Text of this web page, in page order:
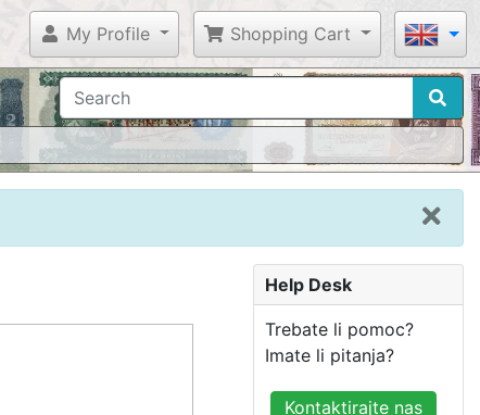
My Profile Shopping Cart
Help Desk
Trebate li pomoc?
Imate li pitanja?
Kontaktirajte nas